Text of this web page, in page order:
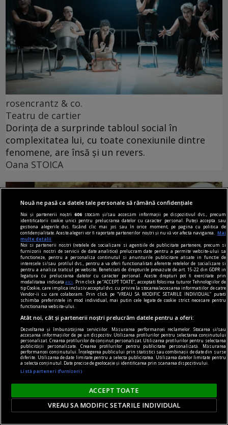
rosencrantz & co.
Teatru de cartier
Dorința de a surprinde tabloul social în
complexitatea lui, cu toate conexiunile dintre
fenomene, are însă și un revers.
Oana STOICA
regimul artelor şi muniţiilor
Victor Brauner – Paladienii și lumea invizibilului
Reprezentările Paladistei sînt prefigurări
fantastice în care contururile corpului feminin
sugerează grafia literelor unui alfabet „erotic“
care trimite la libertatea de expresie a scrierilor
Marchizului de Sade.
Mihaela PETROV
Nouă ne pasă ca datele tale personale să rămână confidențiale
Noi și partenerii noștri606 stocăm și/sau accesăm informații pe dispozitivul dvs., precum
identificatorii cookie unici pentru prelucrarea datelor cu caracter personal. Puteți accepta sau
gestiona alegerile dvs. făcând clic mai jos sau în orice moment, pe pagina cu politica de
confidențialitate. Aceste alegeri vor fi raportate partenerilor noștri și nu vă vor afecta navigarea.
Mai
multe detalii
Noi si partenerii nostri (retelele de socializare si agentiile de publicitate partenere, precum si
furnizorii nostri de servicii de date analitice) prelucram date pentru a permite website-ului sa
functioneze, pentru a personaliza continutul si anunturile publicitare afisate in functie de
interesele si/sau profilul dvs., pentru a va oferi functionalitati aferente retelelor de socializare si
pentru a analiza traficul pe website. Beneficiati de drepturile prevazute de art. 15-22 din GDPR in
legatura cu prelucrarea datelor cu caracter personal. Aceste drepturi pot fi exercitate prin
modalitatea indicataaici
. Prin click pe “ACCEPT TOATE”, acceptati folosirea tuturor Tehnologiilor de
tip Cookie, care implica inclusiv acceptul dvs. cu privire la stocarea/accesarea informatiilor de catre
Vendor-ii cu care colaboram. Prin click pe “VREAU SA MODIFIC SETARILE INDIVIDUAL” puteti
schimba preferintele in mod individual, mai putin cele legate de cookie strict necesare pentru
functionarea website-ului.
Atât noi, cât și partenerii noștri prelucrăm datele pentru a oferi:
Dezvoltarea și îmbunătățirea serviciilor. Măsurarea performanței reclamelor. Stocarea și/sau
accesarea informațiilor de pe un dispozitiv. Utilizarea profilurilor pentru selectarea conținutului
personalizat. Crearea profilurilor de conținut personalizat. Utilizarea profilurilor pentru selectarea
publicității personalizate. Crearea profilurilor pentru publicitate personalizată. Măsurarea
performanței conținutului. Înțelegerea publicului prin statistici sau combinații de date din surse
diferite. Utilizarea de date limitate pentru a selecta publicitatea. Utilizarea datelor limitate pentru
a selecta conținutul. Date precise de geolocație și identificarea prin scanarea dispozitivului.
Listă parteneri (furnizori)
ACCEPT TOATE
VREAU SA MODIFIC SETARILE INDIVIDUAL